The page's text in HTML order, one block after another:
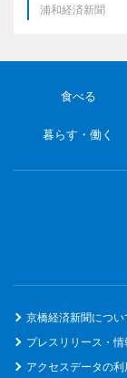
浦和経済新聞
食べる
暮らす・働く
京橋経済新聞につい
プレスリリース・
アクセスデータの